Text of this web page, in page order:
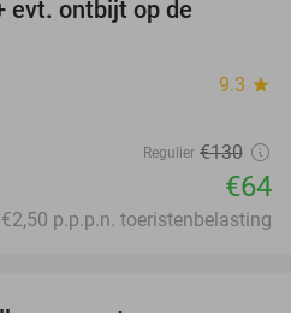
evt. ontbijt op de
9.3 star
Regulier €130
€64
p.p.p.n. toeristenbelasting